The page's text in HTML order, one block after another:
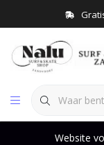
Website